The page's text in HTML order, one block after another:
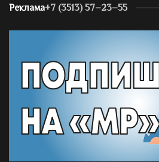
Реклама+7 (3513) 57–23–55